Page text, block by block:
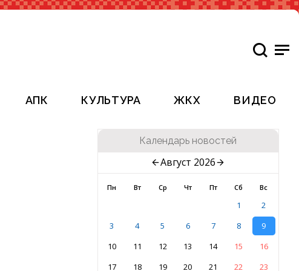
АПК КУЛЬТУРА ЖКХ ВИДЕО
Календарь новостей
Август 2026
Пн Вт Ср Чт Пт Сб Вс
1
2
3
4 5 6 7 8
9
10
11 12 13 14 15
16
17
18 19 20 21 22 23